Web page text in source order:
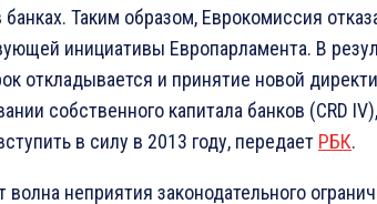
Таким образом, Еврокомиссия
инициативы Европарламента. В
откладывается и принятие новой
собственного капитала банков (CRD IV),
в силу в 2013 году, передает РБК.
неприятия законодательного